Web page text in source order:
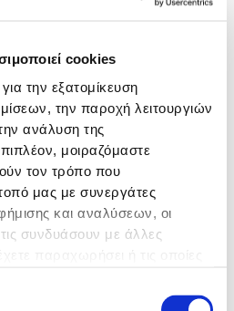
cookies
την εξατομίκευση
την παροχή λειτουργιών
ανάλυση της
μοιραζόμαστε
τον τρόπο που
μας με συνεργάτες
και αναλύσεων, οι
συνδυάσουν με άλλες
Εργασιακή
ΕΠΕΜΒΑΤΙΚΗΣ
ΥΠΕΡΗΧΩΝ ΚΑΙ
ΜΑΣΤΟΥ –
ΘΕΣΣΑΛΟΝΙΚΗ-
ΥΠΕΥΘΗΝΟΣ
ΤΜΗΜΑΤΟΣ
DOCTOR CARE